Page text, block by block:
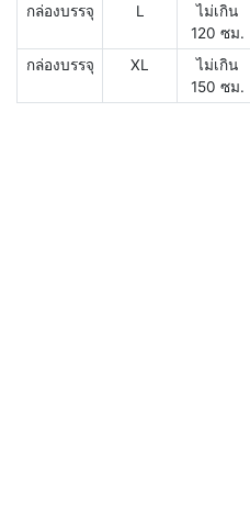
กล่องบรรจุ L
ไม่เกิน
120 ซม.
กล่องบรรจุ XL
ไม่เกิน
150 ซม.